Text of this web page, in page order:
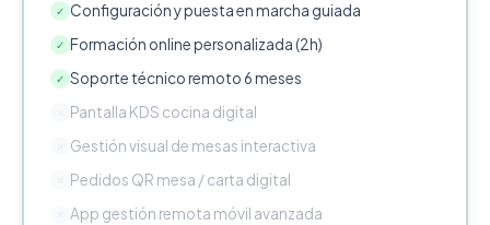
✓ Configuración y puesta en marcha guiada
✓ Formación online personalizada (2h)
✓ Soporte técnico remoto 6 meses
Pantalla KDS cocina digital
Gestión visual de mesas interactiva
Pedidos QR mesa / carta digital
App gestión remota móvil avanzada